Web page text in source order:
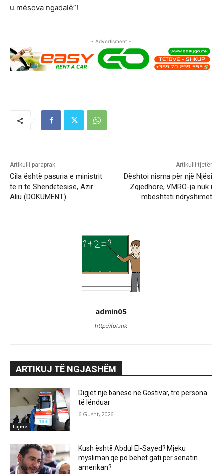
u mësova ngadalë”!
- Advertisment -
Artikulli paraprak
Cila është pasuria e ministrit
të ri të Shëndetësisë, Azir
Aliu (DOKUMENT)
Artikulli tjetër
Dështoi nisma për një Njësi
Zgjedhore, VMRO-ja nuk i
mbështeti ndryshimet
admin05
http://fol.mk
ARTIKUJ TË NGJASHËM
Lajme
Digjet një banesë në Gostivar, tre persona
të lënduar
6 Gusht, 2026
Kush është Abdul El-Sayed? Mjeku
mysliman që po bëhet gati për senatin
amerikan?